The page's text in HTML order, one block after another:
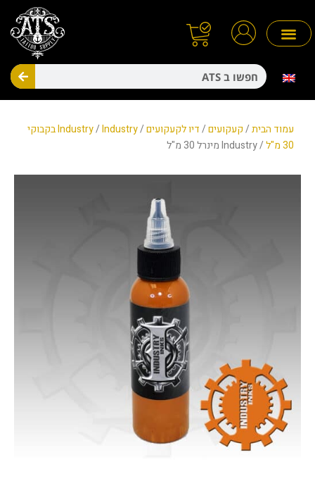
לתוכן
עמוד הבית/קעקועים/דיו לקעקועים/
Industry/
Industry בקבוקי
30 מ"ל
/ Industry מינרל 30 מ"ל